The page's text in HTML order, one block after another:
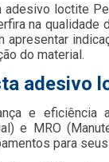
loctite
na
do material.
adesivo
e eficiência
e MRO
para